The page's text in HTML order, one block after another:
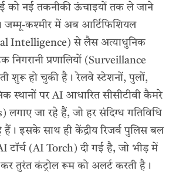
को नई तकनीकी ऊंचाइयों तक ले जाने
जम्मू-कश्मीर में अब आर्टिफिशियल
Intelligence) से लैस अत्याधुनिक
प्रणालियों (Surveillance
शुरू हो चुकी है। रेलवे स्टेशनों, पुलों,
स्थानों पर AI आधारित सीसीटीवी कैमरे
लगाए जा रहे हैं, जो हर संदिग्ध गतिविधि
हैं। इसके साथ ही केंद्रीय रिजर्व पुलिस बल
टॉर्च (AI Torch) दी गई है, जो भीड़ में
तुरंत कंट्रोल रूम को अलर्ट करती है।